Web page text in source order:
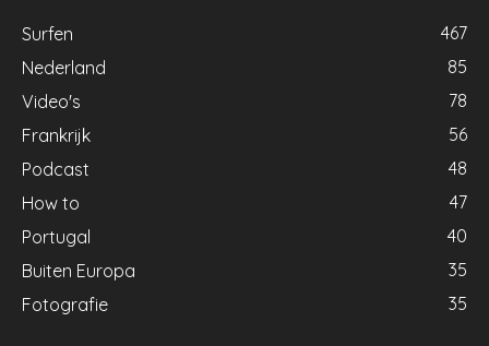
Surfen
467
Nederland
85
Video's
78
Frankrijk
56
Podcast
48
How to
47
Portugal
40
Buiten Europa
35
Fotografie
35